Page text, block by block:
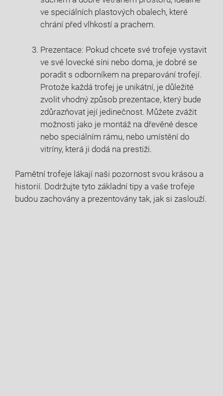
ve speciálních plastových obalech, které
chrání před vlhkostí a prachem.
Prezentace: Pokud chcete své trofeje vystavit
ve své lovecké síni nebo doma, je dobré se
poradit s odborníkem na preparování trofejí.
Protože každá trofej je unikátní, je důležité
zvolit vhodný způsob prezentace, který bude
zdůrazňovat její jedinečnost. Můžete zvážit
možnosti jako je montáž na dřevěné desce
nebo speciálním rámu, nebo umístění do
vitríny, která ji dodá na prestiži.
Pamětní trofeje lákají naši pozornost svou krásou a
historií. Dodržujte tyto základní tipy a vaše trofeje
budou zachovány a prezentovány tak, jak si zaslouží.